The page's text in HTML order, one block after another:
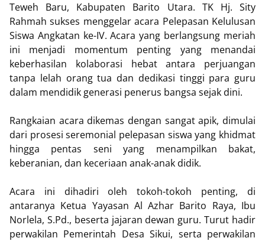
Teweh Baru, Kabupaten Barito Utara. TK Hj. Sity
Rahmah sukses menggelar acara Pelepasan Kelulusan
Siswa Angkatan ke-IV. Acara yang berlangsung meriah
ini menjadi momentum penting yang menandai
keberhasilan kolaborasi hebat antara perjuangan
tanpa lelah orang tua dan dedikasi tinggi para guru
dalam mendidik generasi penerus bangsa sejak dini.
Rangkaian acara dikemas dengan sangat apik, dimulai
dari prosesi seremonial pelepasan siswa yang khidmat
hingga pentas seni yang menampilkan bakat,
keberanian, dan keceriaan anak-anak didik.
Acara ini dihadiri oleh tokoh-tokoh penting, di
antaranya Ketua Yayasan Al Azhar Barito Raya, Ibu
Norlela, S.Pd., beserta jajaran dewan guru. Turut hadir
perwakilan Pemerintah Desa Sikui, serta perwakilan